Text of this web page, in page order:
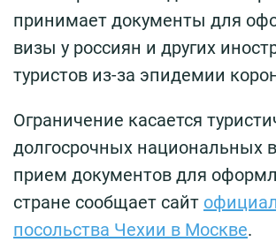
принимает документы для
визы у россиян и других
туристов из-за эпидемии
Ограничение касается
долгосрочных национальных
прием документов для
стране сообщает сайт
посольства Чехии в Москве.